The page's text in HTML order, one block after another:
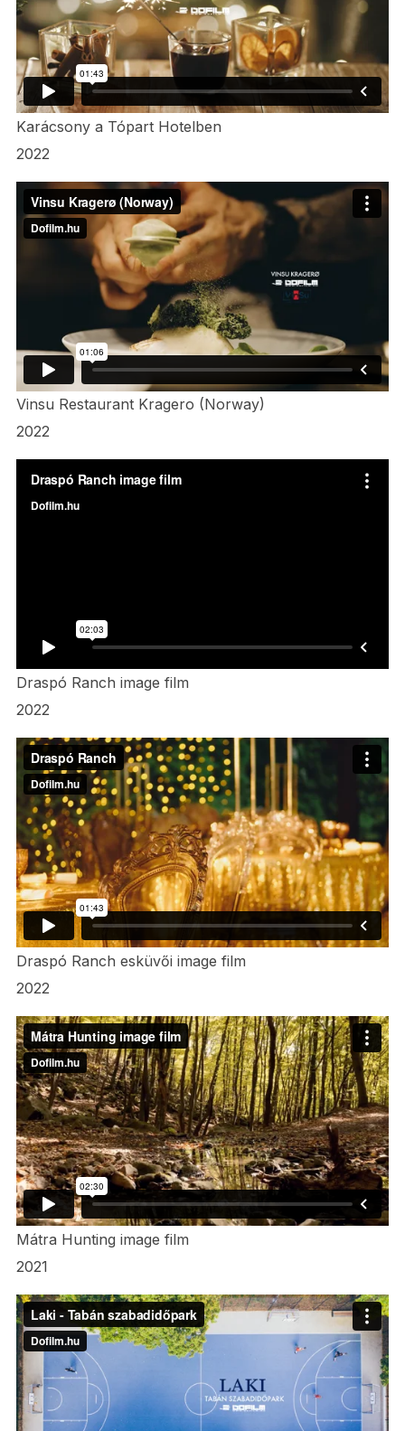
Karácsony a Tópart Hotelben
2022
Vinsu Restaurant Kragero (Norway)
2022
Draspó Ranch image film
2022
Draspó Ranch esküvői image film
2022
Mátra Hunting image film
2021